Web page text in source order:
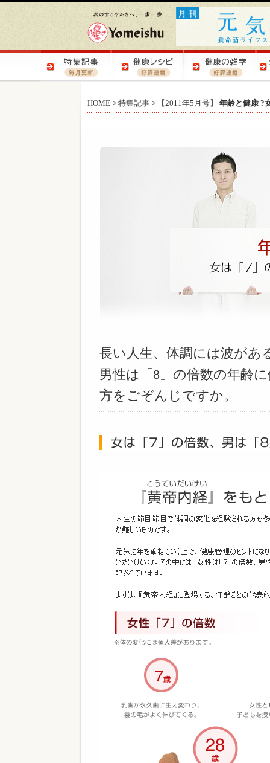
HOME > 特集記事 > 【2011年5月号】 年齢と健康 ?
長い人生、体調には波があ
男性は「8」の倍数の年齢
方をごぞんじですか。